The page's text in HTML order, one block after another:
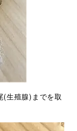
生殖腺)までを取